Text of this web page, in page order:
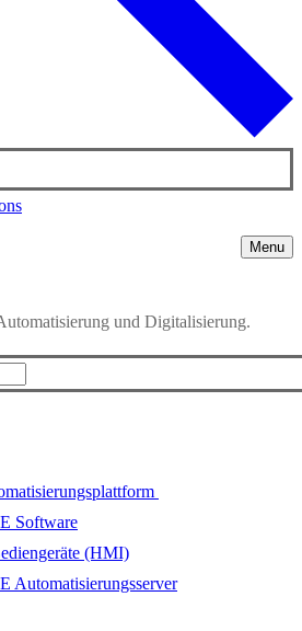
Menu
und Digitalisierung.
Software
(HMI)
Automatisierungsserver